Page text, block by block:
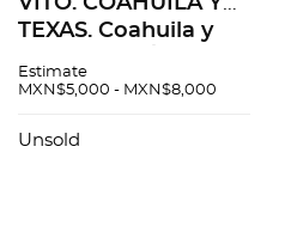
TEXAS. Coahuila y
Colonial. México:
1938. Pzs 3
Estimate
MXN$5,000 - MXN$8,000
Unsold